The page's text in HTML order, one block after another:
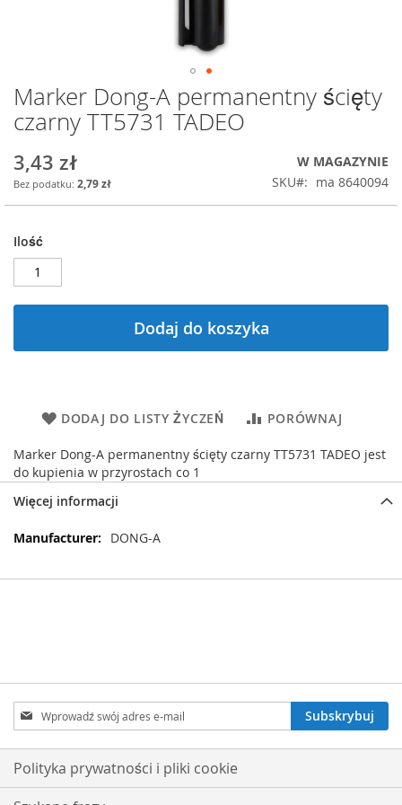
Przejdź
na
początek
Marker Dong-A permanentny ścięty
czarny TT5731 TADEO
3,43 zł
2,79 zł
W MAGAZYNIE
SKU
ma 8640094
Ilość
Dodaj do koszyka
DODAJ DO LISTY ŻYCZEŃ PORÓWNAJ
Marker Dong-A permanentny ścięty czarny TT5731 TADEO jest
do kupienia w przyrostach co 1
Więcej informacji
Więcej
DONG-A
Subskrybuj
nasz
newsletter:
Subskrybuj
Polityka prywatności i pliki cookie